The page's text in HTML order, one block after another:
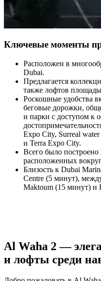
Ключевые моменты
Расположен в
Dubai.
Предлагается
также лофтов
Роскошные удобства
беговые дорожки,
и парки с доступом к
Expo City, Surreal
и Terra Expo City.
Всего было
расположенных
Близость к Dubai
Centre (5 минут),
Maktoum (15 минут) и
Al Waha 2 —
и лофты среди